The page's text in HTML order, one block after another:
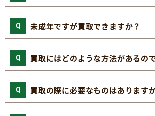
未成年ですが買取できますか？
買取にはどのような方法があるの
買取の際に必要なものはあります